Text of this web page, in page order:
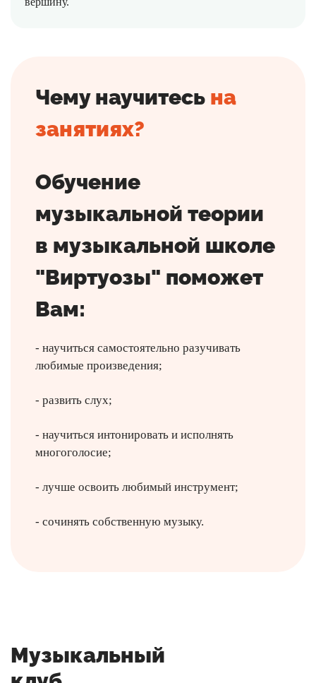
Чему научитесь на
занятиях?
Обучение
музыкальной теории
в музыкальной школе
"Виртуозы" поможет
Вам:
- научиться самостоятельно разучивать
любимые произведения;
- развить слух;
- научиться интонировать и исполнять
многоголосие;
- лучше освоить любимый инструмент;
- сочинять собственную музыку.
Музыкальный